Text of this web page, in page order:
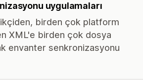
uygulamaları
birden çok platform
XML'e birden çok dosya
envanter senkronizasyonu